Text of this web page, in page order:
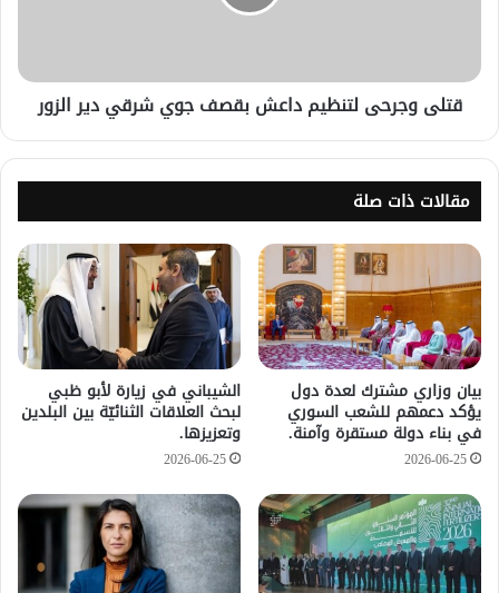
قتلى وجرحى لتنظيم داعش بقصف جوي شرقي دير الزور
مقالات ذات صلة
بيان وزاري مشترك لعدة دول
يؤكد دعمهم للشعب السوري
في بناء دولة مستقرة وآمنة.
2026-06-25
الشيباني في زيارة لأبو ظبي
لبحث العلاقات الثنائيّة بين البلدين
وتعزيزها.
2026-06-25